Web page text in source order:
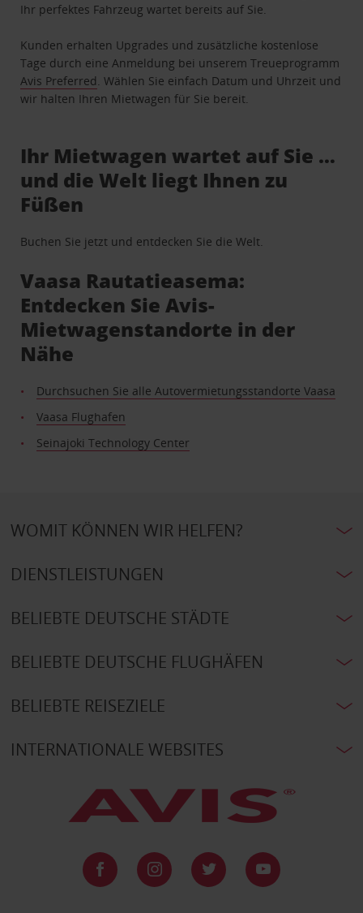
Ihr perfektes Fahrzeug wartet bereits auf Sie.
Kunden erhalten Upgrades und zusätzliche kostenlose
Tage durch eine Anmeldung bei unserem Treueprogramm
Avis Preferred . Wählen Sie einfach Datum und Uhrzeit und
wir halten Ihren Mietwagen für Sie bereit.
Ihr Mietwagen wartet auf Sie …
und die Welt liegt Ihnen zu
Füßen
Buchen Sie jetzt und entdecken Sie die Welt.
Vaasa Rautatieasema:
Entdecken Sie Avis-
Mietwagenstandorte in der
Nähe
Durchsuchen Sie alle Autovermietungsstandorte Vaasa
Vaasa Flughafen
Seinajoki Technology Center
WOMIT KÖNNEN WIR HELFEN?
DIENSTLEISTUNGEN
BELIEBTE DEUTSCHE STÄDTE
BELIEBTE DEUTSCHE FLUGHÄFEN
BELIEBTE REISEZIELE
INTERNATIONALE WEBSITES